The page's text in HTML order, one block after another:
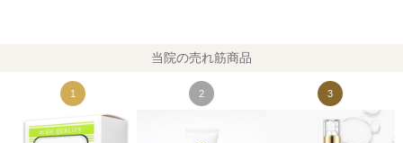
当院の売れ筋商品
1 2 3